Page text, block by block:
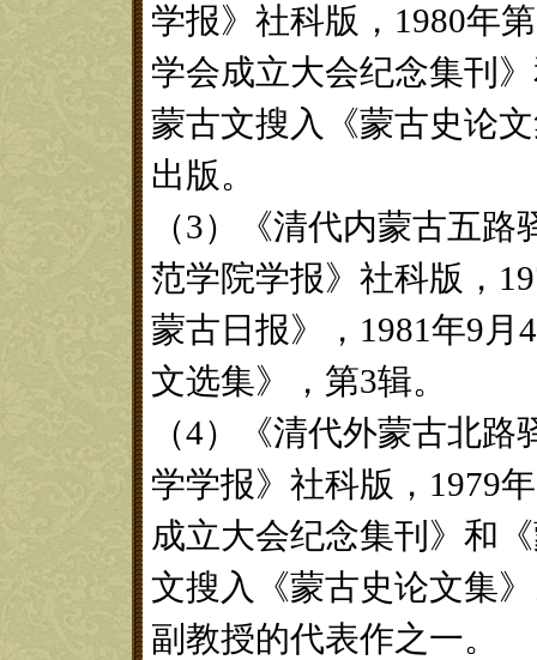
学报》社科版，1980年
学会成立大会纪念集刊
蒙古文搜入《蒙古史论
出版。
（3）《清代内蒙古五
范学院学报》社科版，
蒙古日报》，1981年9
文选集》，第3辑。
（4）《清代外蒙古北
学学报》社科版，1979
成立大会纪念集刊》和
文搜入《蒙古史论文集
副教授的代表作之一。